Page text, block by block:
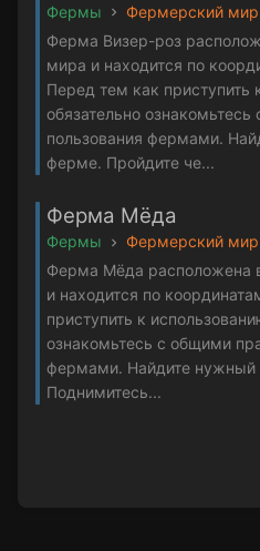
Фермы
Фермерский мир
Ферма Визер-роз
мира и находится по
Перед тем как
обязательно
пользования фермами.
ферме. Пройдите че...
Ферма Мёда
Фермы
Фермерский мир
Ферма Мёда расположена
и находится по
приступить к
ознакомьтесь с общими
фермами. Найдите нужный
Поднимитесь...